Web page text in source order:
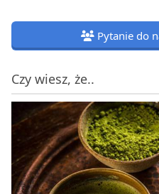
Pytanie do
Czy wiesz, że..